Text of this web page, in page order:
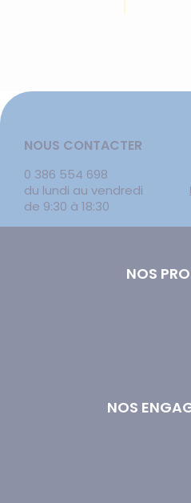
NOUS CONTACTER
0 386 554 698
du lundi au vendredi
de 9:30 à 18:30
NOS
NOS